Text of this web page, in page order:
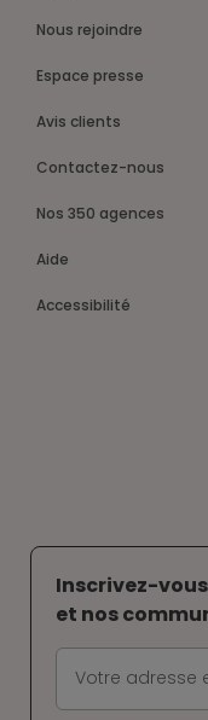
Nous rejoindre
Espace presse
Avis clients
Contactez-nous
Nos 350 agences
Aide
Accessibilité
Inscrivez-
et nos